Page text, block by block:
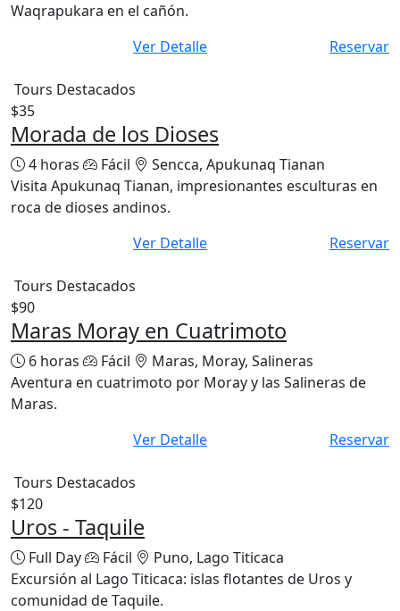
Waqrapukara en el cañón.
Ver Detalle
Reservar
Tours Destacados
$35
Morada de los Dioses
4 horas Fácil
Sencca, Apukunaq Tianan
Visita Apukunaq Tianan, impresionantes esculturas en
roca de dioses andinos.
Ver Detalle
Reservar
Tours Destacados
$90
Maras Moray en Cuatrimoto
6 horas Fácil
Maras, Moray, Salineras
Aventura en cuatrimoto por Moray y las Salineras de
Maras.
Ver Detalle
Reservar
Tours Destacados
$120
Uros - Taquile
Full Day Fácil
Puno, Lago Titicaca
Excursión al Lago Titicaca: islas flotantes de Uros y
comunidad de Taquile.